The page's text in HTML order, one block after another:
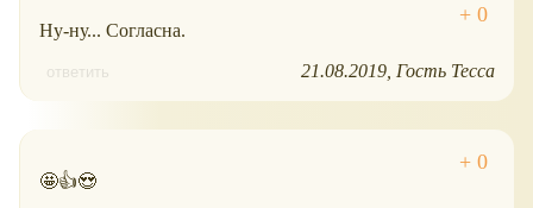
Ну-ну... Согласна.
ответить 21.08.2019 Гость Тесса
🤩👍😍